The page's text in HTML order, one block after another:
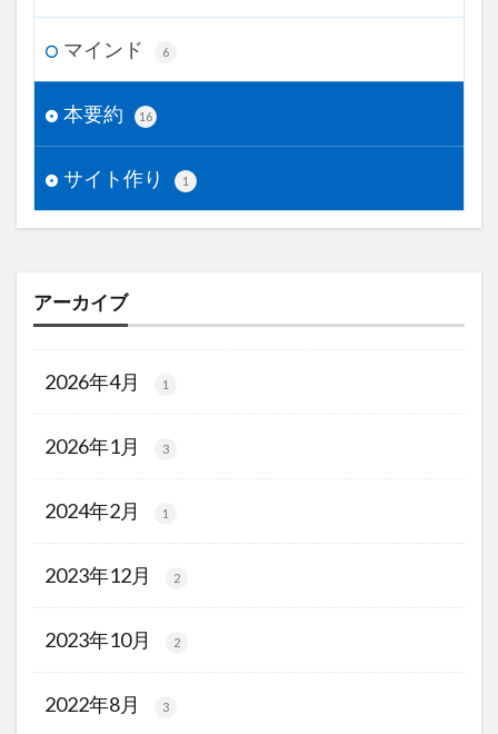
マインド 6
本要約 16
サイト作り 1
アーカイブ
2026年4月 1
2026年1月 3
2024年2月 1
2023年12月 2
2023年10月 2
2022年8月 3